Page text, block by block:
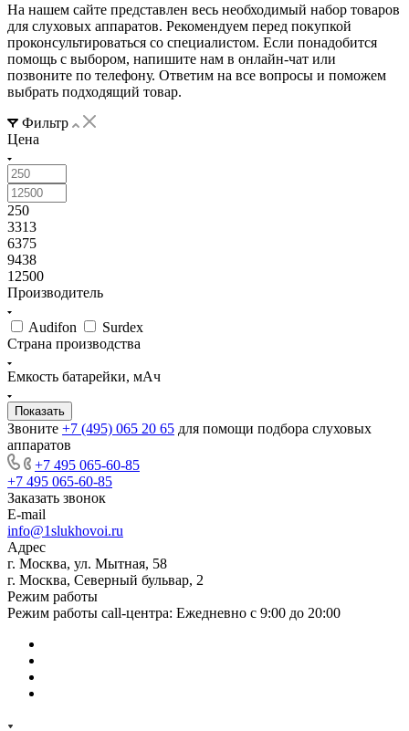
На нашем сайте представлен весь необходимый набор товаров
для слуховых аппаратов. Рекомендуем перед покупкой
проконсультироваться со специалистом. Если понадобится
помощь с выбором, напишите нам в онлайн-чат или
позвоните по телефону. Ответим на все вопросы и поможем
выбрать подходящий товар.
Фильтр
Цена
250
3313
6375
9438
12500
Производитель
Audifon
Surdex
Страна производства
Емкость батарейки, мАч
Звоните +7 (495) 065 20 65 для помощи подбора слуховых
аппаратов
+7 495 065-60-85
+7 495 065-60-85
Заказать звонок
E-mail
info@1slukhovoi.ru
Адрес
г. Москва, ул. Мытная, 58
г. Москва, Северный бульвар, 2
Режим работы
Режим работы call-центра: Ежедневно с 9:00 до 20:00